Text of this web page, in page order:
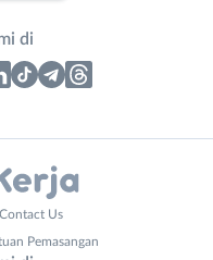
di
Contact Us
Pemasangan